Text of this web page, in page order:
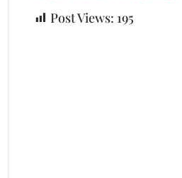
Post Views: 195